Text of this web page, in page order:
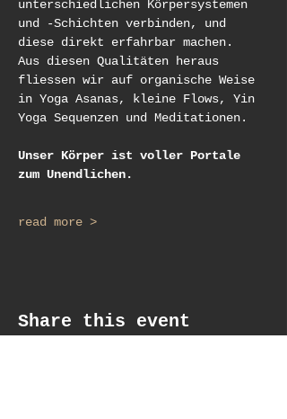
unterschiedlichen Körpersystemen
und -Schichten verbinden, und
diese direkt erfahrbar machen.
Aus diesen Qualitäten heraus
fliessen wir auf organische Weise
in Yoga Asanas, kleine Flows, Yin
Yoga Sequenzen und Meditationen.
Unser Körper ist voller Portale
zum Unendlichen.
read more >
Share this event